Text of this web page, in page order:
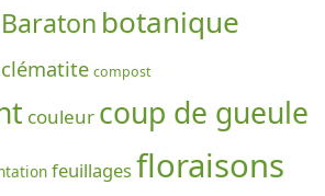
Baraton botanique
clématite compost
couleur coup de gueule
feuillagesfloraisons